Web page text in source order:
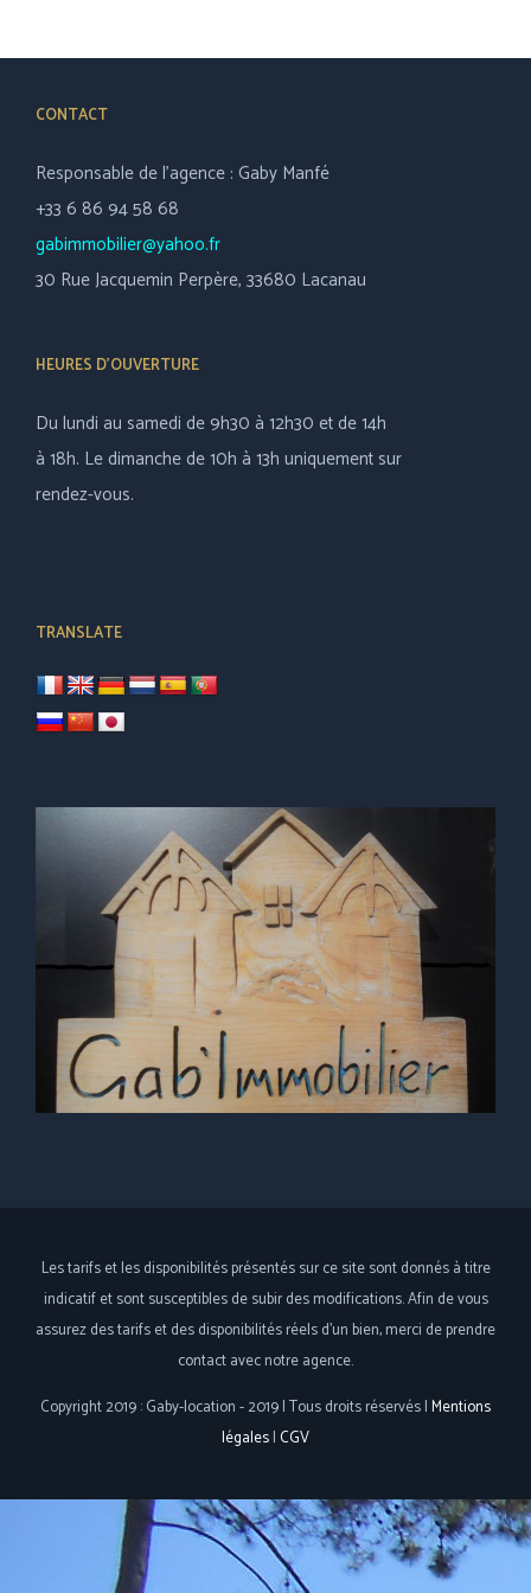
CONTACT
Responsable de l’agence : Gaby Manfé
+33 6 86 94 58 68
gabimmobilier@yahoo.fr
30 Rue Jacquemin Perpère, 33680 Lacanau
HEURES D’OUVERTURE
Du lundi au samedi de 9h30 à 12h30 et de 14h
à 18h. Le dimanche de 10h à 13h uniquement sur
rendez-vous.
TRANSLATE
Les tarifs et les disponibilités présentés sur ce site sont donnés à titre
indicatif et sont susceptibles de subir des modifications. Afin de vous
assurez des tarifs et des disponibilités réels d'un bien, merci de prendre
contact avec notre agence.
Copyright 2019 : Gaby-location - 2019 | Tous droits réservés |Mentions
légales| CGV